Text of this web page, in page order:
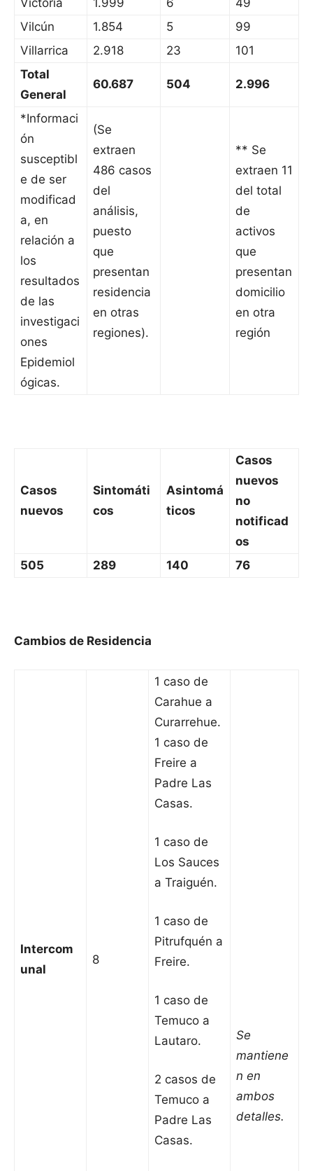
Victoria 1.999 6
49
Vilcún
1.854 5
99
Villarrica
2.918 23
101
Total
General
60.687 504 2.996
*Informaci
ón
susceptibl
e de ser
modificad
a, en
relación a
los
resultados
de las
investigaci
ones
Epidemiol
ógicas.
(Se
extraen
486 casos
del
análisis,
puesto
que
presentan
residencia
en otras
regiones).
** Se
extraen 11
del total
de
activos
que
presentan
domicilio
en otra
región
Casos
nuevos
Sintomáti
cos
Asintomá
ticos
Casos
nuevos
no
notificad
os
505
289 140 76
Cambios de Residencia
Intercom
unal
8
1 caso de
Carahue a
Curarrehue.
1 caso de
Freire a
Padre Las
Casas.
1 caso de
Los Sauces
a Traiguén.
1 caso de
Pitrufquén a
Freire.
1 caso de
Temuco a
Lautaro.
2 casos de
Temuco a
Padre Las
Casas.
Se
mantiene
n en
ambos
detalles.